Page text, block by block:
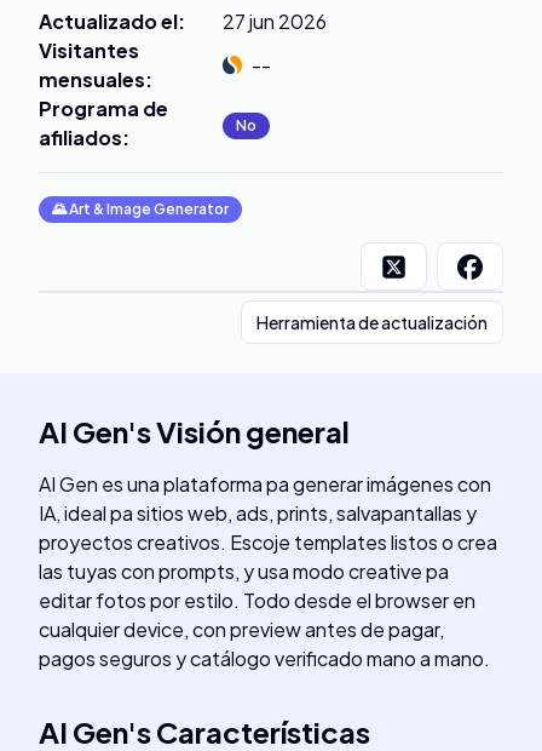
Actualizado el:
27 jun 2026
Visitantes
mensuales:
--
Programa de
afiliados: No
🌄Art & Image Generator
Herramienta de actualización
AI Gen'sVisión general
AI Gen es una plataforma pa generar imágenes con
IA, ideal pa sitios web, ads, prints, salvapantallas y
proyectos creativos. Escoje templates listos o crea
las tuyas con prompts, y usa modo creative pa
editar fotos por estilo. Todo desde el browser en
cualquier device, con preview antes de pagar,
pagos seguros y catálogo verificado mano a mano.
AI Gen'sCaracterísticas